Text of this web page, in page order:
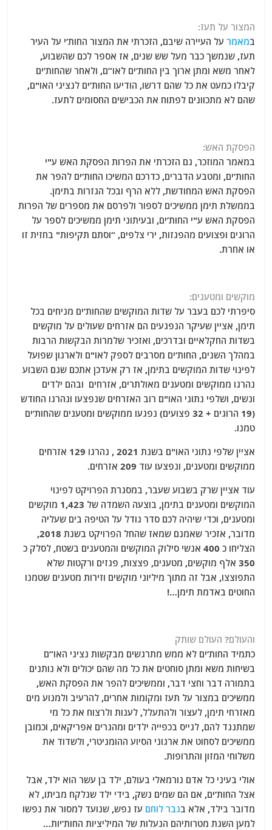
המצור על תעז:
במאמר על העיירה שיבם, הזכרתי את המצור החות’י על העיר
תעז, שנמשך כבר מעל שש שנים, אז אספר לכם שהשבוע,
לאחר משא ומתן ארוך בין החות’ים לאו”ם, ולאחר שהחות’ים
קיבלו כמעט את כל שהם דרשו, הודיעו החות’ים לנציגי האו"ם,
שהם לא מתכוונים לפתוח את הכבישים החסומים לתעז.
הפסקת האש:
במאמר המוזכר, גם הזכרתי את הפרות הפסקת האש ע"י
החות’ים, ומטבע הדברים, כדרכם המשיכו החות’ים להפר את
הפסקת האש המחודשת, ללא הרף ובכל הגזרות בתימן.
בממשלת תימן ממשיכים לספור ולפרסם את מספרים של הפרות
הפסקת האש ע"י החות’ים, ובעיתוני תימן ממשיכים לספר על
הרוגים ופצועים מהפגזות, ירי צלפים, “וסתם תקיפות" בחזית זו
או אחרת.
מוקשים ומטענים:
סיפרתי לכם בעבר על שדות המוקשים שהחות’ים מניחים בכל
תימן, אציין שעיקר הנפגעים הם אזרחים שעולים על מוקשים
בשדות החקלאיים ובדרכים, ואזכיר שלמרות הבקשות הרבות
במהלך השנים, החות’ים מסרבים לספק לאו"ם ולארגון שפועל
לפינוי שדות המוקשים בתימן, אז רק אעדכן אתכם שגם השבוע
נהרגו ממוקשים ומטענים מאולתרים, אזרחים ובהם ילדים
ונשים, ושלפי נתוני האו"ם רוב האזרחים שנפצעו ונהרגו החודש
(19 הרוגים + 32 פצועים) נפגעו ממוקשים ומטענים שהחות’ים
טמנו.
אציין שלפי נתוני האו"ם בשנת 2021 , נהרגו 129 אזרחים
ממוקשים ומטענים, ונפצעו עוד 209 אזרחים.
עוד אציין שרק בשבוע שעבר, במסגרת הפרויקט לפינוי
המוקשים ומטענים בתימן, בוצעה השמדה של 1,423 מוקשים
ומטענים, וכדי שיהיה לכם סדר גודל על הטיפה בים שעליה
מדובר, אזכיר שאמנם שמאז שהחל הפרויקט בשנת 2018,
הצליחו כ 400 אנשי סילוק המוקשים והמטענים בשטח, לסלק כ
350 אלף מוקשים, מטענים, פצצות, פגזים ורקטות שלא
התפוצצו, אבל זה מתוך מיליוני מוקשים וזירות מטענים שטמנו
החוטים באדמת תימן…!
והעולם? העולם שותק
כתמיד החות’ים לא ממש מתרגשים מבקשות נציגי האו”ם
בשיחות משא ומתן סוחטים את כל מה שהם יכולים ולא נותנים
בתמורה דבר וחצי דבר, וממשיכים להפר את הפסקת האש,
ממשיכים במצור על תעז ומקומות אחרים, להרעיב ולמנוע מים
מאזרחי תימן, לעצור ולהתעלל, לענות ולרצוח את כל מי
שמתנגד להם, לגייס בכפייה ילדים ומהגרים אפריקאים, וכמובן
ממשיכים לסחוט את ארגוני הסיוע ההומניטרי, ולשדוד את
משלוחי המזון והתרופות.
אולי בעיני כל אדם נורמאלי בעולם, ילד בן עשר הוא ילד, אבל
אצל החות’ים, אם הם שמים נשק, בידי ילד שנלקח מביתו, לא
מדובר בילד, אלא בגבר לוחם עז נפש, שנועד למסור את נפשו
למען השגת מטרותיהם הנעלות של המיליציות החות’יות…